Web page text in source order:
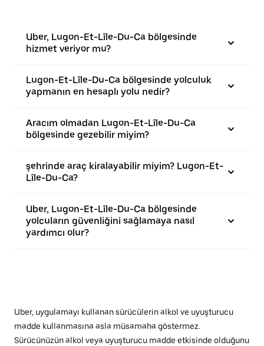
Uber, Lugon-Et-Lîle-Du-Ca bölgesinde
hizmet veriyor mu?
Lugon-Et-Lîle-Du-Ca bölgesinde yolculuk
yapmanın en hesaplı yolu nedir?
Aracım olmadan Lugon-Et-Lîle-Du-Ca
bölgesinde gezebilir miyim?
şehrinde araç kiralayabilir miyim? Lugon-Et-
Lîle-Du-Ca?
Uber, Lugon-Et-Lîle-Du-Ca bölgesinde
yolcuların güvenliğini sağlamaya nasıl
yardımcı olur?
Uber, uygulamayı kullanan sürücülerin alkol ve uyuşturucu
madde kullanmasına asla müsamaha göstermez.
Sürücünüzün alkol veya uyuşturucu madde etkisinde olduğunu